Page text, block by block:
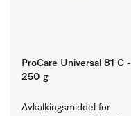
ProCare Universal 81 C -
250 g
Avkalkingsmiddel for